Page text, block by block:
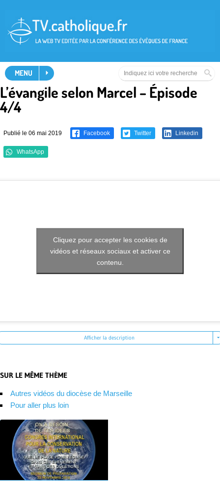
MENU
L’évangile selon Marcel – Épisode
4/4
Publié le 06 mai 2019 Facebook Twitter Linkedin
WhatsApp
Cliquez pour accepter les cookies de
vidéos et réseaux sociaux et activer ce
contenu.
Afficher la description
SUR LE MÊME THÈME
Autres vidéos du diocèse de Marseille
Pour aller plus loin